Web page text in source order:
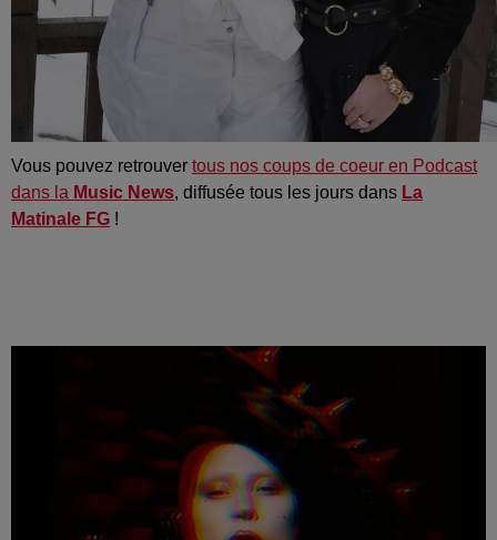
Vous pouvez retrouver tous nos coups de coeur en Podcast
dans la Music News, diffusée tous les jours dans La
Matinale FG !